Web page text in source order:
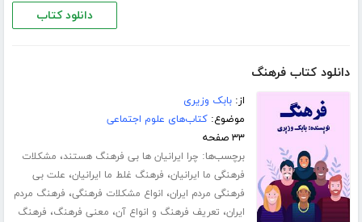
دانلود کتاب
دانلود کتاب فرهنگ
از:بابک وزیری
موضوع:کتاب‌های علوم اجتماعی
۳۳ صفحه
برچسب‌ها: چرا ایرانیان ها بی فرهنگ هستند، مشکلات
فرهنگی ما ایرانیان، فرهنگ غلط ما ایرانیان، علت بی
فرهنگی مردم ایران، انواع مشکلات فرهنگی، فرهنگ مردم
ایران، تعریف فرهنگ و انواع آن، معنی فرهنگ، فرهنگ